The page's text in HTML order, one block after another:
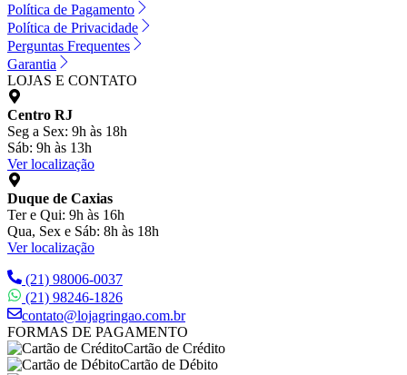
Política de Pagamento
Política de Privacidade
Perguntas Frequentes
Garantia
LOJAS E CONTATO
Centro RJ
Seg a Sex: 9h às 18h
Sáb: 9h às 13h
Ver localização
Duque de Caxias
Ter e Qui: 9h às 16h
Qua, Sex e Sáb: 8h às 18h
Ver localização
(21) 98006-0037
(21) 98246-1826
contato@lojagringao.com.br
FORMAS DE PAGAMENTO
Cartão de Crédito
Cartão de Débito